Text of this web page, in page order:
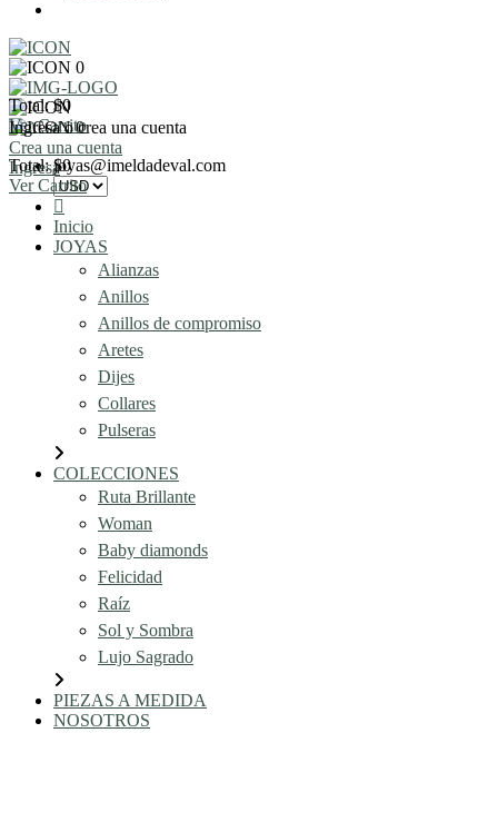
0
Total: $0
Ver Carrito
Ingresa o crea una cuenta
Crea una cuenta
Ingresa
0
Total: $0
Ver Carrito
joyas@imeldadeval.com
Inicio
JOYAS
Alianzas
Anillos
Anillos de compromiso
Aretes
Dijes
Collares
Pulseras
COLECCIONES
Ruta Brillante
Woman
Baby diamonds
Felicidad
Raíz
Sol y Sombra
Lujo Sagrado
PIEZAS A MEDIDA
NOSOTROS